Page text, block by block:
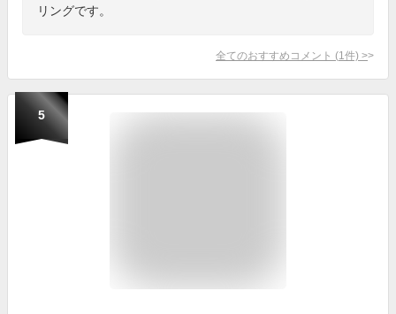
リングです。
全てのおすすめコメント (1 件) >
5